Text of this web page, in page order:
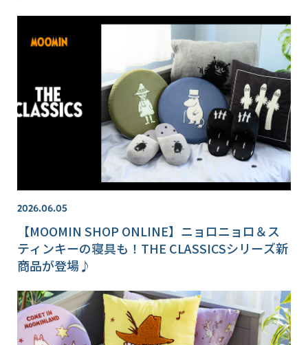
2026.06.05
【MOOMIN SHOP ONLINE】ニョロニョロ＆ス
ティンキーの寝具も！THE CLASSICSシリーズ新
商品が登場♪